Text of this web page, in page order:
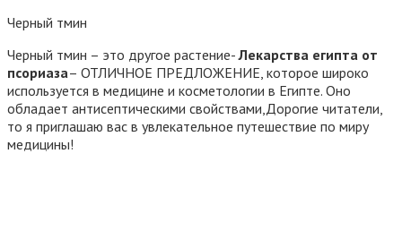
Черный тмин
Черный тмин – это другое растение-Лекарства египта от
псориаза– ОТЛИЧНОЕ ПРЕДЛОЖЕНИЕ, которое широко
используется в медицине и косметологии в Египте. Оно
обладает антисептическими свойствами,Дорогие читатели,
то я приглашаю вас в увлекательное путешествие по миру
медицины!